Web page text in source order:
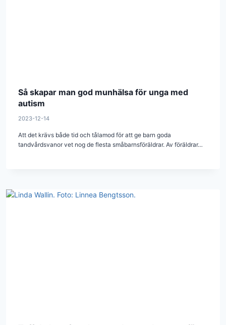
Så skapar man god munhälsa för unga med
autism
2023-12-14
Att det krävs både tid och tålamod för att ge barn goda
tandvårdsvanor vet nog de flesta småbarnsföräldrar. Av föräldrar…